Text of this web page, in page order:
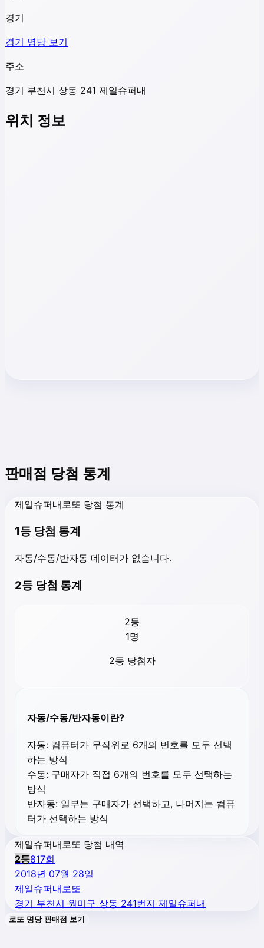
경기
경기 명당 보기
주소
경기 부천시 상동 241 제일슈퍼내
위치 정보
판매점 당첨 통계
제일슈퍼내로또 당첨 통계
1등 당첨 통계
자동/수동/반자동 데이터가 없습니다.
2등 당첨 통계
2등
1명
2등 당첨자
자동/수동/반자동이란?
자동: 컴퓨터가 무작위로 6개의 번호를 모두 선택
하는 방식
수동: 구매자가 직접 6개의 번호를 모두 선택하는
방식
반자동: 일부는 구매자가 선택하고, 나머지는 컴퓨
터가 선택하는 방식
제일슈퍼내로또 당첨 내역
2등817회
2018년 07월 28일
제일슈퍼내로또
경기 부천시 원미구 상동 241번지 제일슈퍼내
로또 명당 판매점 보기